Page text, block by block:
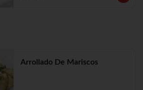
Arrollado De Mariscos